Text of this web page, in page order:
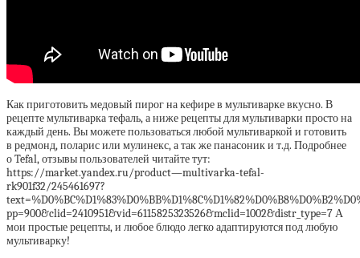
Как приготовить медовый пирог на кефире в мультиварке вкусно. В
рецепте мультиварка тефаль, а ниже рецепты для мультиварки просто на
каждый день. Вы можете пользоваться любой мультиваркой и готовить
в редмонд, поларис или мулинекс, а так же панасоник и т.д. Подробнее
о Tefal, отзывы пользователей читайте тут:
https://market.yandex.ru/product—multivarka-tefal-
rk901f32/245461697?
pp=900&clid=2410951&vid=6115825323526&mclid=1002&distr_type=7 А
мои простые рецепты, и любое блюдо легко адаптируются под любую
мультиварку!